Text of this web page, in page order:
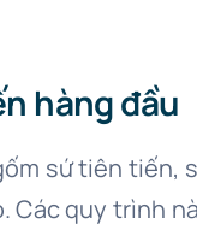
hàng đầu
sứ tiên
quy trình